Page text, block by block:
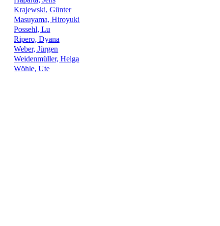
Krajewski, Günter
Masuyama, Hiroyuki
Possehl, Lu
Ripero, Dyana
Weber, Jürgen
Weidenmüller, Helga
Wöhle, Ute